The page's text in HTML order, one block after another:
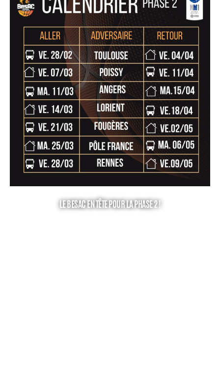
LE BESAC EN TÊTE POUR LA PHASE 2 !